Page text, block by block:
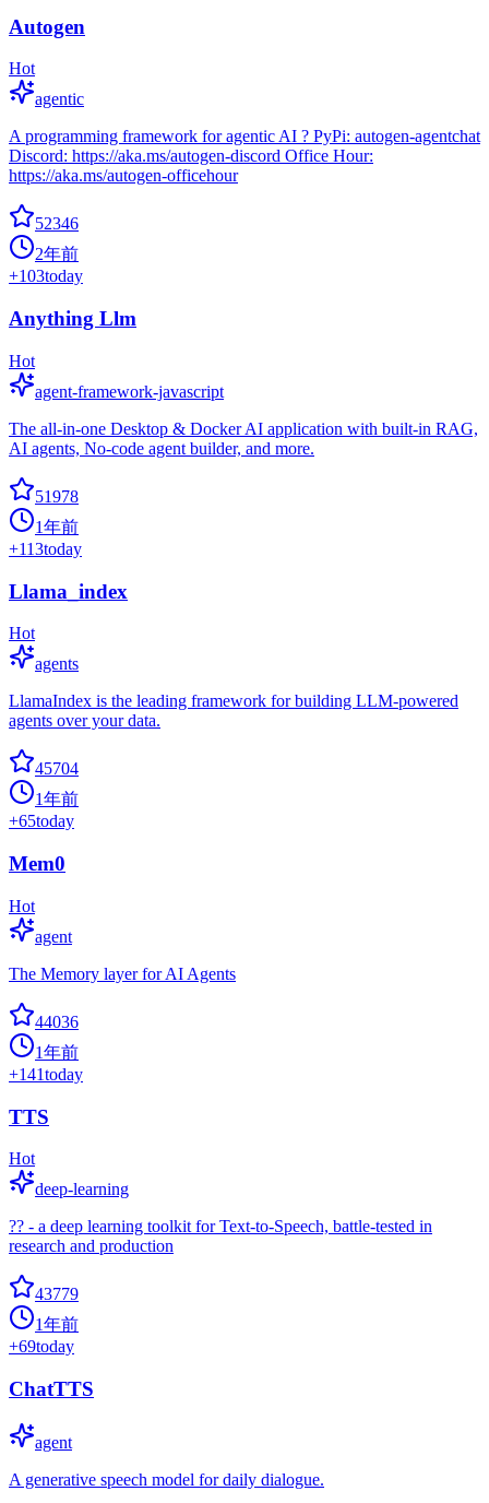
Autogen
Hot
agentic
A programming framework for agentic AI ? PyPi: autogen-agentchat
Discord: https://aka.ms/autogen-discord Office Hour:
https://aka.ms/autogen-officehour
52346
2年前
+103today
Anything Llm
Hot
agent-framework-javascript
The all-in-one Desktop & Docker AI application with built-in RAG,
AI agents, No-code agent builder, and more.
51978
1年前
+113today
Llama_index
Hot
agents
LlamaIndex is the leading framework for building LLM-powered
agents over your data.
45704
1年前
+65today
Mem0
Hot
agent
The Memory layer for AI Agents
44036
1年前
+141today
TTS
Hot
deep-learning
?? - a deep learning toolkit for Text-to-Speech, battle-tested in
research and production
43779
1年前
+69today
ChatTTS
agent
A generative speech model for daily dialogue.